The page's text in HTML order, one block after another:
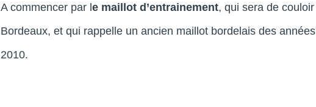
A commencer par le maillot d’entrainement, qui sera de couloir
Bordeaux, et qui rappelle un ancien maillot bordelais des années
2010.